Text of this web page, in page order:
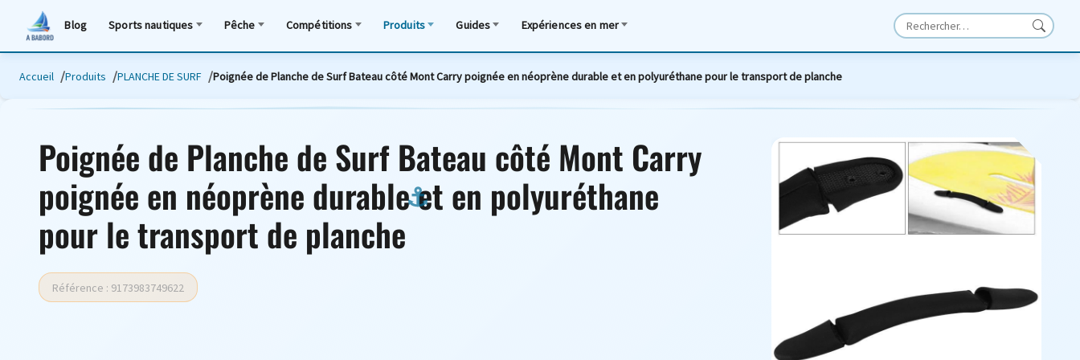
Blog Sports nautiques Pêche Compétitions Produits Guides Expériences en mer
Accueil Produits PLANCHE DE SURF Poignée de Planche de Surf Bateau côté Mont Carry poignée en néoprène durable et en polyuréthane pour le transport de planche
Poignée de Planche de Surf Bateau côté Mont Carry
poignée en néoprène durable et en polyuréthane
pour le transport de planche
Référence : 9173983749622